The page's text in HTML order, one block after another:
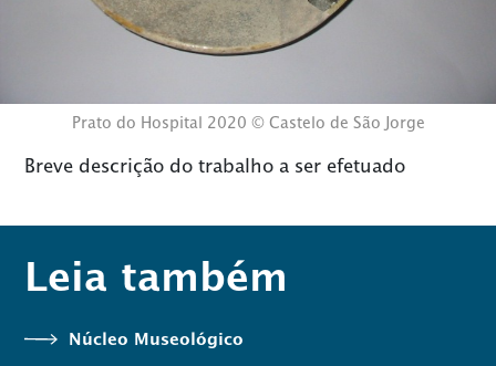
Prato do Hospital 2020 © Castelo de São Jorge
Breve descrição do trabalho a ser efetuado
Leia também
Núcleo Museológico